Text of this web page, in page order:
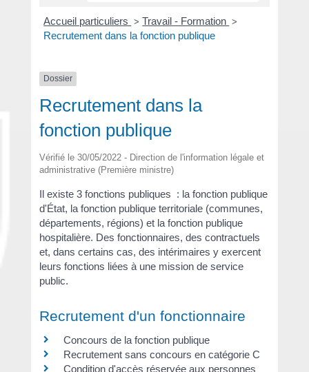
Accueil particuliers > Travail - Formation >
Recrutement dans la fonction publique
Dossier
Recrutement dans la
fonction publique
Vérifié le 30/05/2022 - Direction de l'information légale et
administrative (Première ministre)
Il existe 3 fonctions publiques : la fonction publique
d'État, la fonction publique territoriale (communes,
départements, régions) et la fonction publique
hospitalière. Des fonctionnaires, des contractuels
et, dans certains cas, des intérimaires y exercent
leurs fonctions liées à une mission de service
public.
Recrutement d'un fonctionnaire
Concours de la fonction publique
Recrutement sans concours en catégorie C
Condition d'accès réservée aux personnes